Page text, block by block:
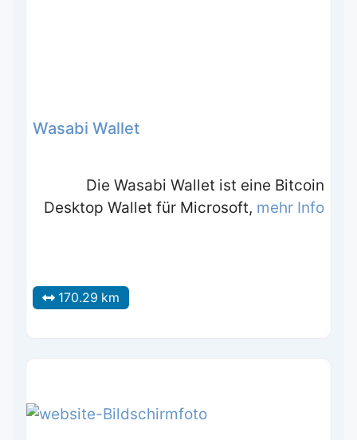
Wasabi Wallet
Die Wasabi Wallet ist eine Bitcoin
Desktop Wallet für Microsoft, mehr Info
170.29 km